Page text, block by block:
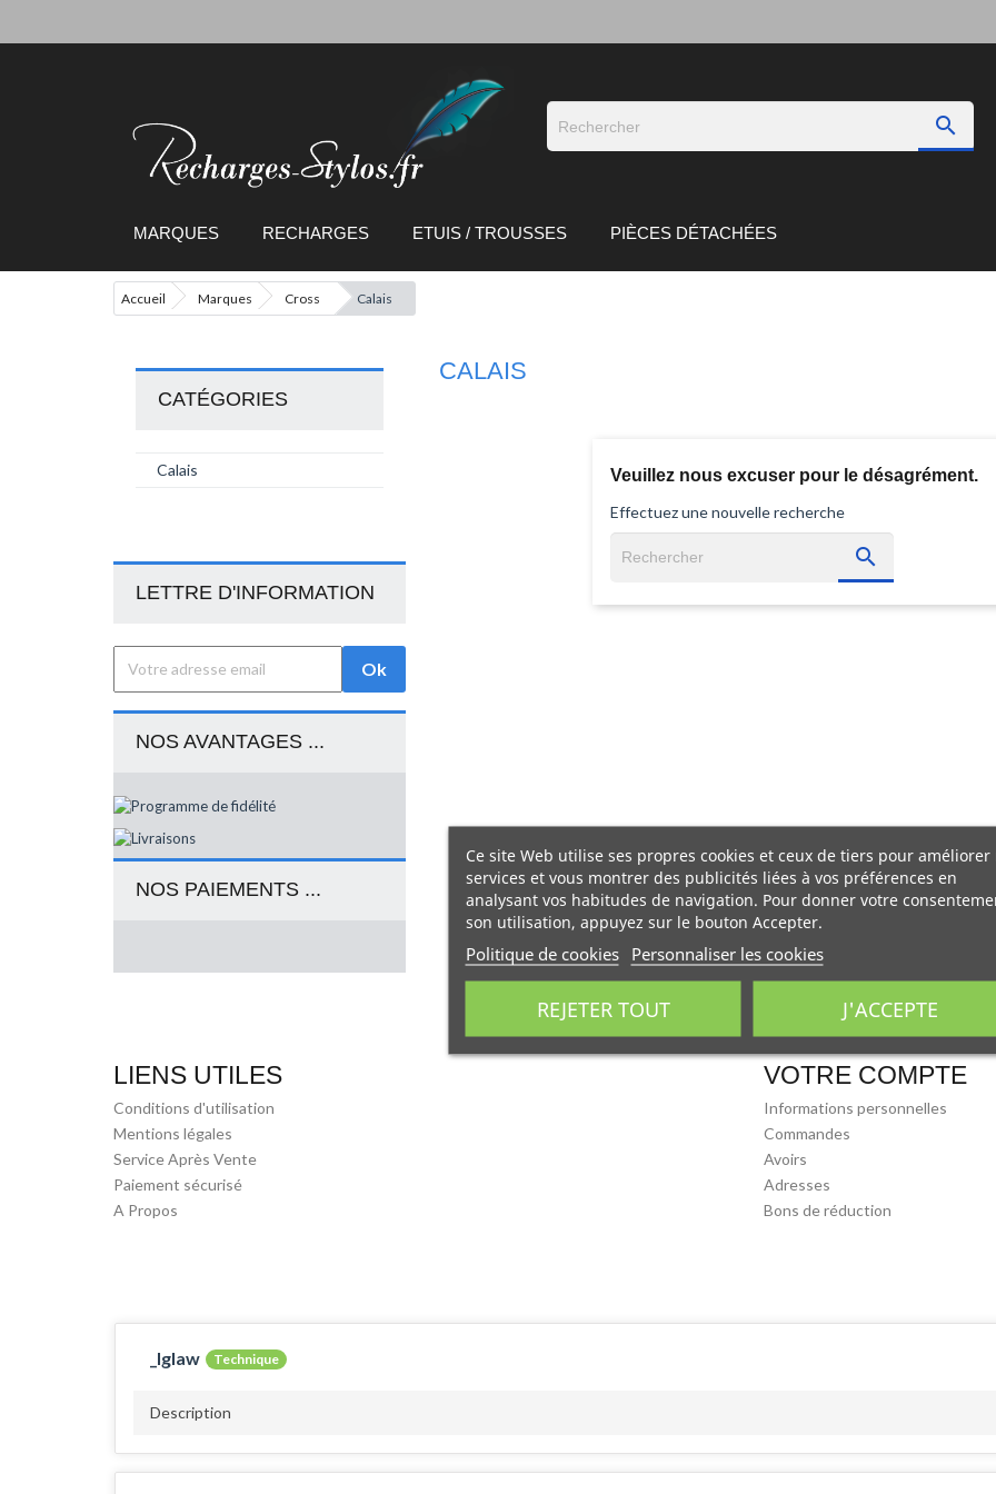

MARQUES RECHARGES ETUIS / TROUSSES PIÈCES DÉTACHÉES
Accueil Marques Cross Calais
CATÉGORIES
Calais
LETTRE D'INFORMATION
NOS AVANTAGES ...
NOS PAIEMENTS ...
CALAIS
Veuillez nous excuser pour le désagrément.
Effectuez une nouvelle recherche

LIENS UTILES
Conditions d'utilisation
Mentions légales
Service Après Vente
Paiement sécurisé
A Propos
VOTRE COMPTE
Informations personnelles
Commandes
Avoirs
Adresses
Bons de réduction
Ce site Web utilise ses propres cookies et ceux de tiers pour améliorer
services et vous montrer des publicités liées à vos préférences en
analysant vos habitudes de navigation. Pour donner votre
son utilisation, appuyez sur le bouton Accepter.
Politique de cookies Personnaliser les cookies
REJETER TOUT J'ACCEPTE
_lglaw Technique
Description